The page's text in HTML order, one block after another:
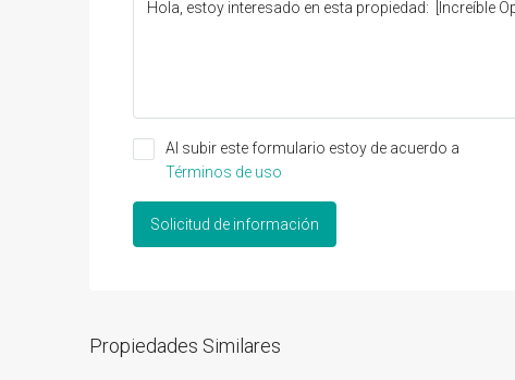
Al subir este formulario estoy de acuerdo a
Términos de uso
Solicitud de información
Propiedades Similares